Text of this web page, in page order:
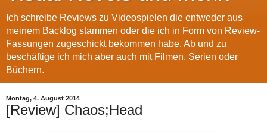
Ich schreibe Reviews zu Videospielen die entweder aus
meinem Backlog stammen oder die ich in Form von Review-
Fassungen zugeschickt bekommen habe. Ab und zu
beschäftige ich mich aber auch mit Filmen, Serien oder
Büchern.
Montag, 4. August 2014
[Review] Chaos;Head